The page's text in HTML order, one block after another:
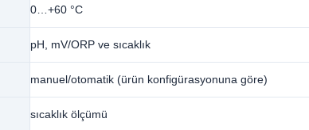
0…+60 °C
pH, mV/ORP ve sıcaklık
manuel/otomatik (ürün konfigürasyonuna göre)
sıcaklık ölçümü